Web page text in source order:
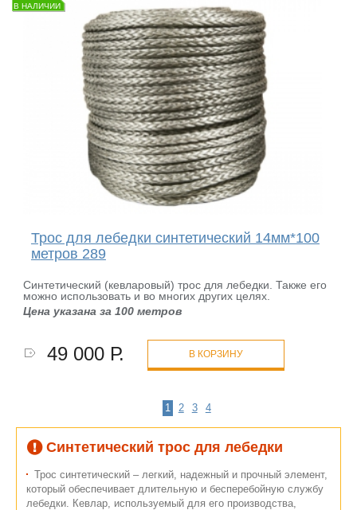
В НАЛИЧИИ
Трос для лебедки синтетический 14мм*100
метров 289
Синтетический (кевларовый) трос для лебедки. Также его
можно использовать и во многих других целях.
Цена указана за 100 метров
49 000 Р. В КОРЗИНУ
1 2 3 4
Синтетический трос для лебедки
Трос синтетический – легкий, надежный и прочный элемент,
который обеспечивает длительную и бесперебойную службу
лебедки. Кевлар, используемый для его производства,